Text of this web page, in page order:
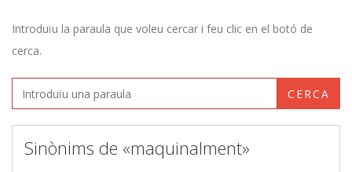
Introduïu la paraula que voleu cercar i feu clic en el botó de
cerca.
CERCA
Sinònims de «maquinalment»